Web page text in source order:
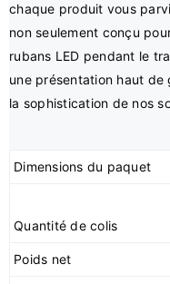
chaque produit vous
non seulement conçu
rubans LED pendant le
une présentation haut
Dimensions du paquet
Poids net